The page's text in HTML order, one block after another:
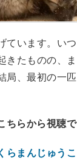
います。い
きたものの、
局、最初の一
ちらから視聴
らまんじゅう